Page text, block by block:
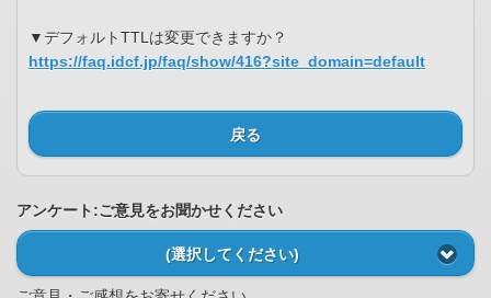
▼デフォルトTTLは変更できますか？
https://faq.idcf.jp/faq/show/416?site_domain=default
戻る
アンケート:ご意見をお聞かせください
(選択してください)